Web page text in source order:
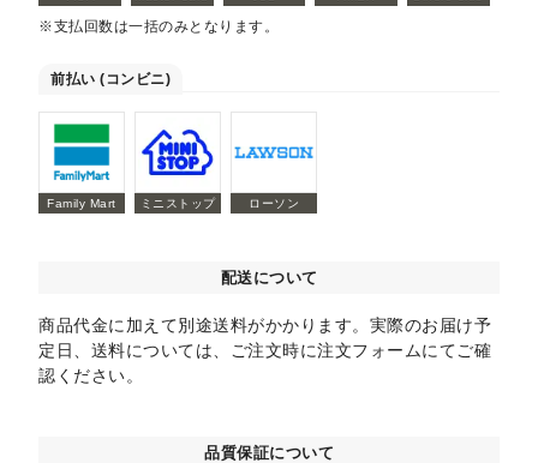
※支払回数は一括のみとなります。
前払い (コンビニ)
Family Mart ミニストップ ローソン
配送について
商品代金に加えて別途送料がかかります。実際のお届け予
定日、送料については、ご注文時に注文フォームにてご確
認ください。
品質保証について